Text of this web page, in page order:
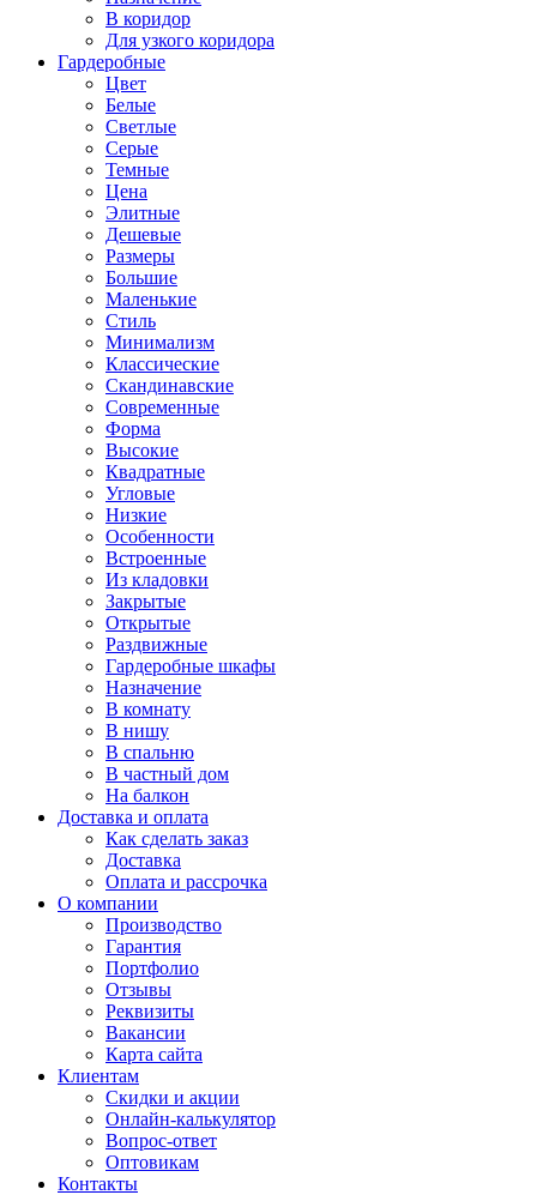
В коридор
Для узкого коридора
Гардеробные
Цвет
Белые
Светлые
Серые
Темные
Цена
Элитные
Дешевые
Размеры
Большие
Маленькие
Стиль
Минимализм
Классические
Скандинавские
Современные
Форма
Высокие
Квадратные
Угловые
Низкие
Особенности
Встроенные
Из кладовки
Закрытые
Открытые
Раздвижные
Гардеробные шкафы
Назначение
В комнату
В нишу
В спальню
В частный дом
На балкон
Доставка и оплата
Как сделать заказ
Доставка
Оплата и рассрочка
О компании
Производство
Гарантия
Портфолио
Отзывы
Реквизиты
Вакансии
Карта сайта
Клиентам
Скидки и акции
Онлайн-калькулятор
Вопрос-ответ
Оптовикам
Контакты